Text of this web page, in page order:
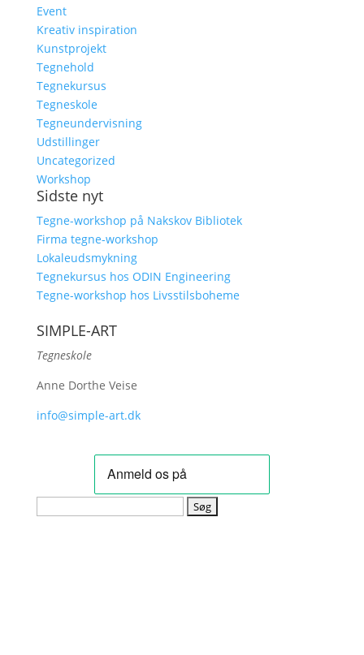
Event
Kreativ inspiration
Kunstprojekt
Tegnehold
Tegnekursus
Tegneskole
Tegneundervisning
Udstillinger
Uncategorized
Workshop
Sidste nyt
Tegne-workshop på Nakskov Bibliotek
Firma tegne-workshop
Lokaleudsmykning
Tegnekursus hos ODIN Engineering
Tegne-workshop hos Livsstilsboheme
SIMPLE-ART
Tegneskole
Anne Dorthe Veise
info@simple-art.dk